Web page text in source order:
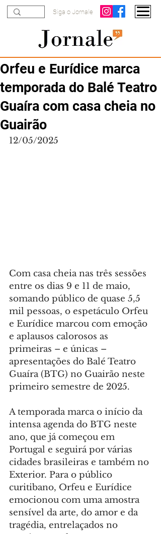
Siga o Jornale
Orfeu e Eurídice marca
temporada do Balé Teatro
Guaíra com casa cheia no
Guairão
12/05/2025
Com casa cheia nas três sessões
entre os dias 9 e 11 de maio,
somando público de quase 5,5
mil pessoas, o espetáculo Orfeu
e Eurídice marcou com emoção
e aplausos calorosos as
primeiras – e únicas –
apresentações do Balé Teatro
Guaíra (BTG) no Guairão neste
primeiro semestre de 2025.
A temporada marca o início da
intensa agenda do BTG neste
ano, que já começou em
Portugal e seguirá por várias
cidades brasileiras e também no
Exterior. Para o público
curitibano, Orfeu e Eurídice
emocionou com uma amostra
sensível da arte, do amor e da
tragédia, entrelaçados no